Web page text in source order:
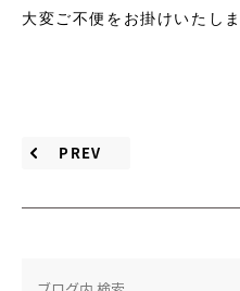
大変ご不便をお掛けいたし
PREV